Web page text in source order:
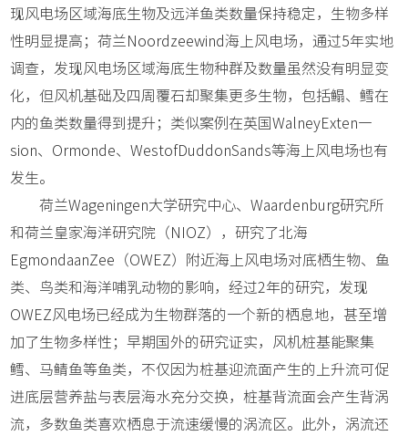
现风电场区域海底生物及远洋鱼类数量保持稳定，生物多样
性明显提高；荷兰Noordzeewind海上风电场，通过5年实地
调查，发现风电场区域海底生物种群及数量虽然没有明显变
化，但风机基础及四周覆石却聚集更多生物，包括鳎、鳕在
内的鱼类数量得到提升；类似案例在英国WalneyExten—
sion、Ormonde、WestofDuddonSands等海上风电场也有
发生。
荷兰Wageningen大学研究中心、Waardenburg研究所
和荷兰皇家海洋研究院（NIOZ），研究了北海
EgmondaanZee（OWEZ）附近海上风电场对底栖生物、鱼
类、鸟类和海洋哺乳动物的影响，经过2年的研究，发现
OWEZ风电场已经成为生物群落的一个新的栖息地，甚至增
加了生物多样性；早期国外的研究证实，风机桩基能聚集
鳕、马鲭鱼等鱼类，不仅因为桩基迎流面产生的上升流可促
进底层营养盐与表层海水充分交换，桩基背流面会产生背涡
流，多数鱼类喜欢栖息于流速缓慢的涡流区。此外，涡流还